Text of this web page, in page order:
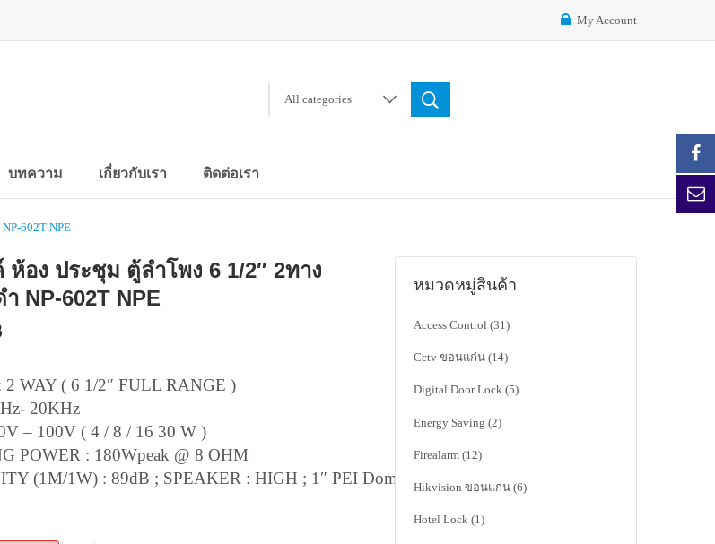
My Account
All categories
บทความ เกี่ยวกับเรา ติดต่อเรา
602T NPE
ห้อง ประชุม ตู้ลำโพง 6 1/2″ 2ทาง
NP-602T NPE
2 WAY ( 6 1/2″ FULL RANGE )
20KHz
– 100V ( 4 / 8 / 16 30 W )
POWER : 180Wpeak @ 8 OHM
(1M/1W) : 89dB ; SPEAKER : HIGH ; 1″ PEI Dome
หมวดหมู่สินค้า
Access Control (31)
Cctv ขอนแก่น (14)
Digital Door Lock (5)
Energy Saving (2)
Firealarm (12)
Hikvision ขอนแก่น (6)
Hotel Lock (1)